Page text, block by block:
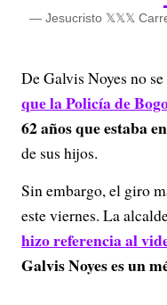
— Jesucristo 𝕏𝕏𝕏
De Galvis Noyes no
que la Policía de
62 años que estaba
de sus hijos.
Sin embargo, el giro
este viernes. La
hizo referencia al
Galvis Noyes es un